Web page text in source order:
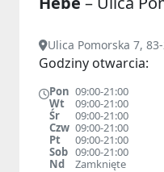
Ulica Pomorska 7,
Godziny otwarcia:
Pon 09:00-21:00
Wt
09:00-21:00
Śr
09:00-21:00
Czw 09:00-21:00
Pt
09:00-21:00
Sob 09:00-21:00
Nd
Zamknięte